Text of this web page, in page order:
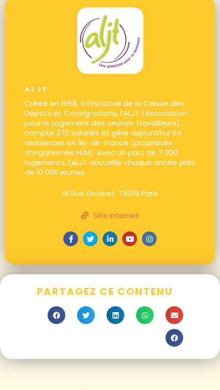
ALJT
Créée en 1956, à l’initiative de la Caisse des
Dépôts et Consignations, l’ALJT (Association
pour le Logement des Jeunes Travailleurs),
compte 270 salariés et gère aujourd’hui 64
résidences en Île-de-France (propriétés
d’organismes HLM). Avec un parc de 7 000
logements, l’ALJT accueille chaque année près
de 10 000 jeunes.
18 Rue Goubet, 75019 Paris
Site internet
PARTAGEZ CE CONTENU